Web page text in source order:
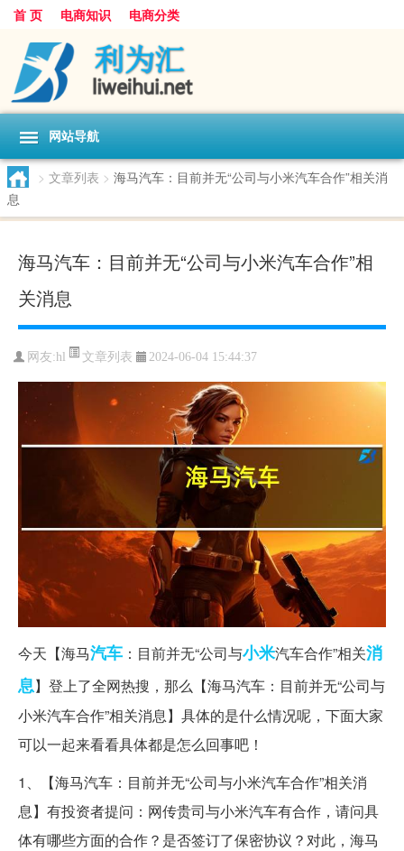
首 页 电商知识 电商分类
网站导航
> 文章列表 > 海马汽车：目前并无“公司与小米汽车合作”相关消
息
海马汽车：目前并无“公司与小米汽车合作”相
关消息
网友:hl 文章列表 2024-06-04 15:44:37
今天【海马汽车 ：目前并无“公司与小米汽车合作”相关消
息】登上了全网热搜，那么【海马汽车：目前并无“公司与
小米汽车合作”相关消息】具体的是什么情况呢，下面大家
可以一起来看看具体都是怎么回事吧！
1、【海马汽车：目前并无“公司与小米汽车合作”相关消
息】有投资者提问：网传贵司与小米汽车有合作，请问具
体有哪些方面的合作？是否签订了保密协议？对此，海马